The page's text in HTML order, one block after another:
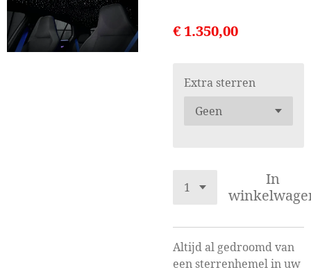
€ 1.350,00
Extra sterren
In
Altijd al gedroomd van
een sterrenhemel in uw